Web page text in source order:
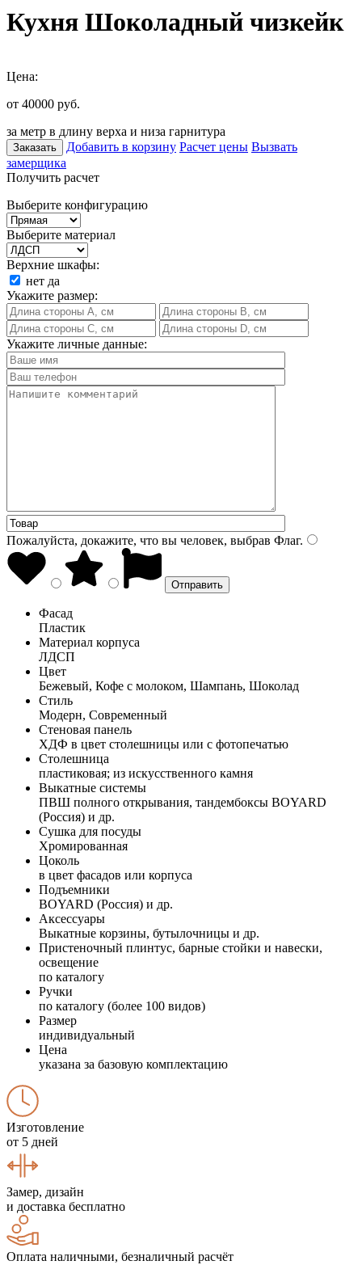
Кухня Шоколадный чизкейк
Цена:
от 40000 руб.
за метр в длину верха и низа гарнитура
Заказать Добавить в корзину Расчет цены Вызвать
замерщика
Получить расчет
Выберите конфигурацию
Выберите материал
Верхние шкафы:
нет да
Укажите размер:
Укажите личные данные:
Пожалуйста, докажите, что вы человек, выбрав Флаг.
Фасад
Пластик
Материал корпуса
ЛДСП
Цвет
Бежевый, Кофе с молоком, Шампань, Шоколад
Стиль
Модерн, Современный
Стеновая панель
ХДФ в цвет столешницы или с фотопечатью
Столешница
пластиковая; из искусственного камня
Выкатные системы
ПВШ полного открывания, тандембоксы BOYARD
(Россия) и др.
Сушка для посуды
Хромированная
Цоколь
в цвет фасадов или корпуса
Подъемники
BOYARD (Россия) и др.
Аксессуары
Выкатные корзины, бутылочницы и др.
Пристеночный плинтус, барные стойки и навески,
освещение
по каталогу
Ручки
по каталогу (более 100 видов)
Размер
индивидуальный
Цена
указана за базовую комплектацию
Изготовление
от 5 дней
Замер, дизайн
и доставка бесплатно
Оплата наличными, безналичный расчёт